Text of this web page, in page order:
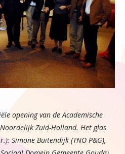
opening van de Academische
Zuid-Holland. Het glas
Simone Buitendijk (TNO P&G),